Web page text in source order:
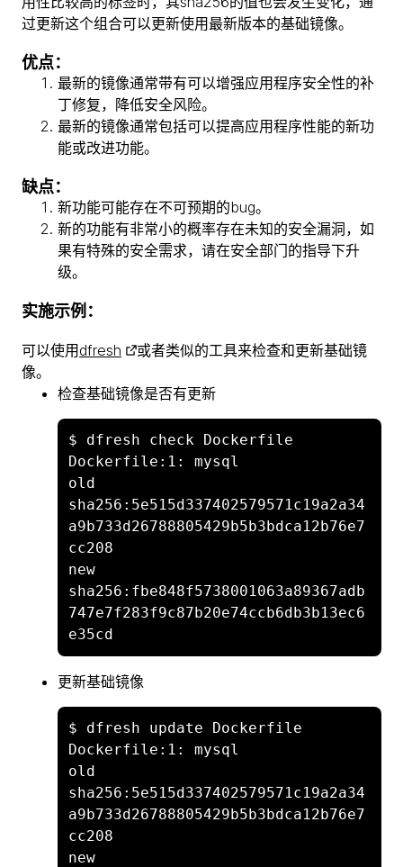
过更新这个组合可以更新使用最新版本的基础镜像。
优点：
最新的镜像通常带有可以增强应用程序安全性的补
丁修复，降低安全风险。
最新的镜像通常包括可以提高应用程序性能的新功
能或改进功能。
缺点：
新功能可能存在不可预期的bug。
新的功能有非常小的概率存在未知的安全漏洞，如
果有特殊的安全需求，请在安全部门的指导下升
级。
实施示例：
可以使用 dfresh
或者类似的工具来检查和更新基础镜
像。
检查基础镜像是否有更新
$ dfresh check Dockerfile
Dockerfile:1: mysql
old
sha256:5e515d337402579571c19a2a34
a9b733d26788805429b5b3bdca12b76e7
cc208
new
sha256:fbe848f5738001063a89367adb
747e7f283f9c87b20e74ccb6db3b13ec6
更新基础镜像
$ dfresh update Dockerfile
Dockerfile:1: mysql
old
sha256:5e515d337402579571c19a2a34
a9b733d26788805429b5b3bdca12b76e7
cc208
new